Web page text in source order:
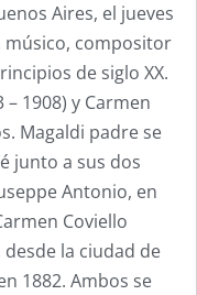
Aires, el jueves
músico, compositor
de siglo XX.
1908) y Carmen
Magaldi padre se
junto a sus dos
Antonio, en
Coviello
la ciudad de
1882. Ambos se